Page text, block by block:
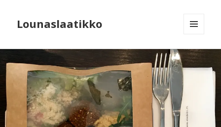
Lounaslaatikko
WIDGETS